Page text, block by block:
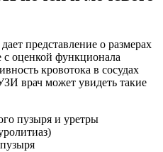
представление о размерах
с оценкой функционала
кровотока в сосудах
врач может увидеть такие
пузыря и уретры